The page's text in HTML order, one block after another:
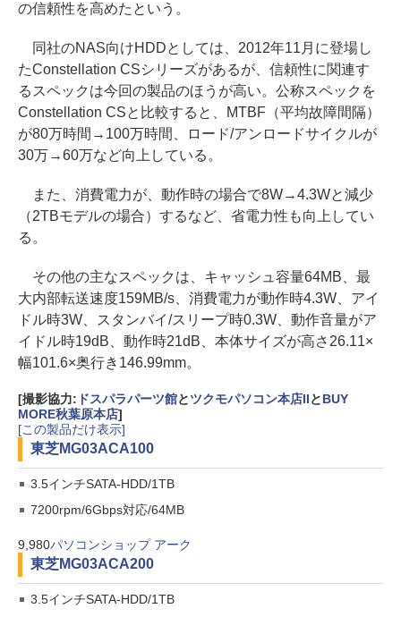
の信頼性を高めたという。
同社のNAS向けHDDとしては、2012年11月に登場し
たConstellation CSシリーズがあるが、信頼性に関連す
るスペックは今回の製品のほうが高い。公称スペックを
Constellation CSと比較すると、MTBF（平均故障間隔）
が80万時間→100万時間、ロード/アンロードサイクルが
30万→60万など向上している。
また、消費電力が、動作時の場合で8W→4.3Wと減少
（2TBモデルの場合）するなど、省電力性も向上してい
る。
その他の主なスペックは、キャッシュ容量64MB、最
大内部転送速度159MB/s、消費電力が動作時4.3W、アイ
ドル時3W、スタンバイ/スリープ時0.3W、動作音量がア
イドル時19dB、動作時21dB、本体サイズが高さ26.11×
幅101.6×奥行き146.99mm。
[撮影協力: ドスパラパーツ館とツクモパソコン本店IIとBUY
MORE秋葉原本店]
[この製品だけ表示]
東芝MG03ACA100
3.5インチSATA-HDD/1TB
7200rpm/6Gbps対応/64MB
9,980パソコンショップ アーク
東芝MG03ACA200
3.5インチSATA-HDD/1TB